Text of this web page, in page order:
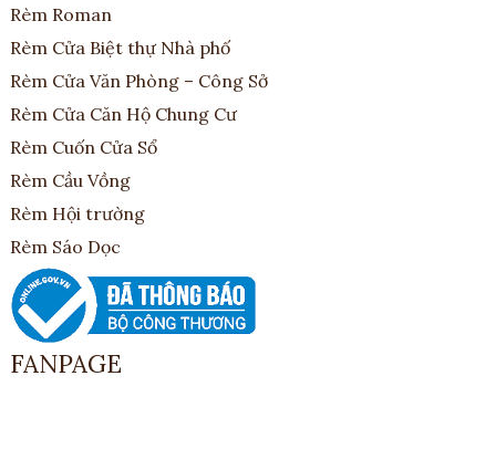
Rèm Roman
Rèm Cửa Biệt thự Nhà phố
Rèm Cửa Văn Phòng – Công Sở
Rèm Cửa Căn Hộ Chung Cư
Rèm Cuốn Cửa Sổ
Rèm Cầu Vồng
Rèm Hội trường
Rèm Sáo Dọc
FANPAGE